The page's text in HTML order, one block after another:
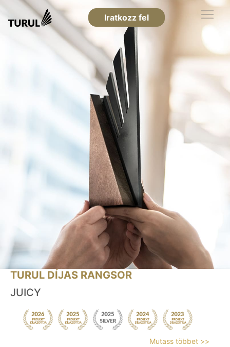
Iratkozz fel
TURUL DÍJAS RANGSOR
JUICY
Mutass többet >>